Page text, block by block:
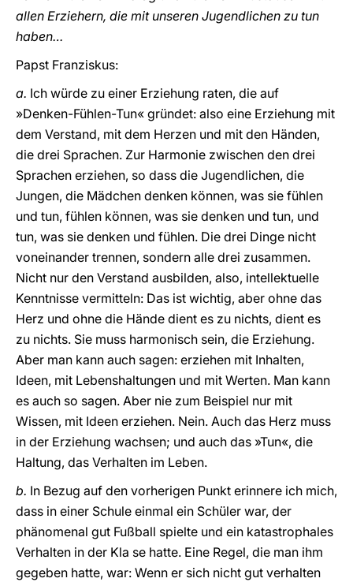
allen Erziehern, die mit unseren Jugendlichen zu tun
haben…
Papst Franziskus:
a. Ich würde zu einer Erziehung raten, die auf
»Denken-Fühlen-Tun« gründet: also eine Erziehung mit
dem Verstand, mit dem Herzen und mit den Händen,
die drei Sprachen. Zur Harmonie zwischen den drei
Sprachen erziehen, so dass die Jugendlichen, die
Jungen, die Mädchen denken können, was sie fühlen
und tun, fühlen können, was sie denken und tun, und
tun, was sie denken und fühlen. Die drei Dinge nicht
voneinander trennen, sondern alle drei zusammen.
Nicht nur den Verstand ausbilden, also, intellektuelle
Kenntnisse vermitteln: Das ist wichtig, aber ohne das
Herz und ohne die Hände dient es zu nichts, dient es
zu nichts. Sie muss harmonisch sein, die Erziehung.
Aber man kann auch sagen: erziehen mit Inhalten,
Ideen, mit Lebenshaltungen und mit Werten. Man kann
es auch so sagen. Aber nie zum Beispiel nur mit
Wissen, mit Ideen erziehen. Nein. Auch das Herz muss
in der Erziehung wachsen; und auch das »Tun«, die
Haltung, das Verhalten im Leben.
b. In Bezug auf den vorherigen Punkt erinnere ich mich,
dass in einer Schule einmal ein Schüler war, der
phänomenal gut Fußball spielte und ein katastrophales
Verhalten in der Kla se hatte. Eine Regel, die man ihm
gegeben hatte, war: Wenn er sich nicht gut verhalten